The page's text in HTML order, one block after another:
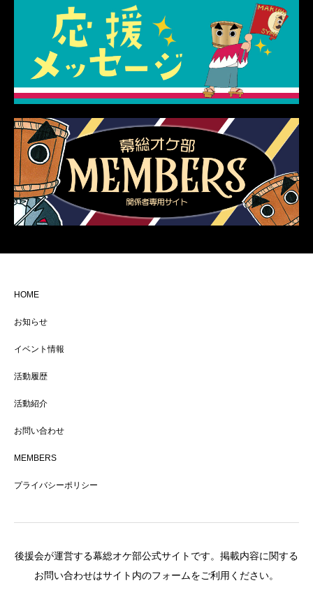
HOME
お知らせ
イベント情報
活動履歴
活動紹介
お問い合わせ
MEMBERS
プライバシーポリシー
後援会が運営する幕総オケ部公式サイトです。掲載内容に関する
お問い合わせはサイト内のフォームをご利用ください。